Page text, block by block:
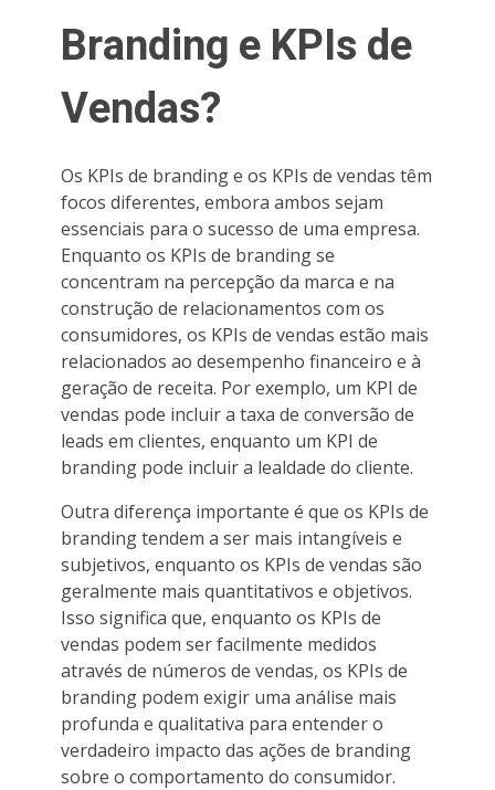
Branding e KPIs de
Vendas?
Os KPIs de branding e os KPIs de vendas têm
focos diferentes, embora ambos sejam
essenciais para o sucesso de uma empresa.
Enquanto os KPIs de branding se
concentram na percepção da marca e na
construção de relacionamentos com os
consumidores, os KPIs de vendas estão mais
relacionados ao desempenho financeiro e à
geração de receita. Por exemplo, um KPI de
vendas pode incluir a taxa de conversão de
leads em clientes, enquanto um KPI de
branding pode incluir a lealdade do cliente.
Outra diferença importante é que os KPIs de
branding tendem a ser mais intangíveis e
subjetivos, enquanto os KPIs de vendas são
geralmente mais quantitativos e objetivos.
Isso significa que, enquanto os KPIs de
vendas podem ser facilmente medidos
através de números de vendas, os KPIs de
branding podem exigir uma análise mais
profunda e qualitativa para entender o
verdadeiro impacto das ações de branding
sobre o comportamento do consumidor.